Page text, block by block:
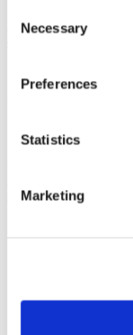
Selection
Necessary
Preferences
Statistics
Marketing
+45 33 41 41 41
Aarhus
Silkeborgvej 2
Karriere